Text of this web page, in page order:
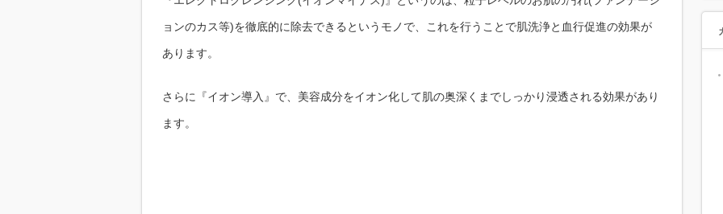
ョンのカス等)を徹底的に除去できるというモノで、これを行うことで肌洗浄と血行促進の効果が
あります。
さらに『イオン導入』で、美容成分をイオン化して肌の奥深くまでしっかり浸透される効果があり
ます。